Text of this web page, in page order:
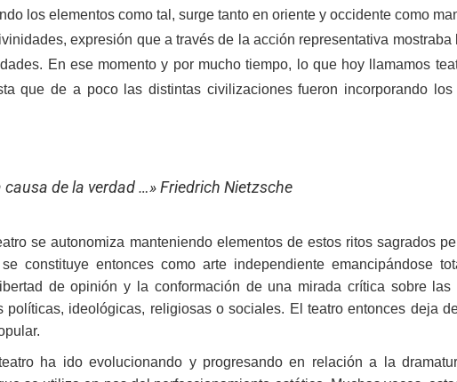
los elementos como tal, surge tanto en oriente y occidente como
expresión que a través de la acción representativa
En ese momento y por mucho tiempo, lo que hoy llamamos
que de a poco las distintas civilizaciones fueron incorporando
de la verdad …» Friedrich Nietzsche
se autonomiza manteniendo elementos de estos ritos sagrados
constituye entonces como arte independiente emancipándose
de opinión y la conformación de una mirada crítica sobre las
ideológicas, religiosas o sociales. El teatro entonces deja
ha ido evolucionando y progresando en relación a la